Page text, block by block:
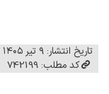
تاریخ انتشار: ۹ تیر ۱۴۰۵ - ۱۲:۴۸
کد مطلب: 742199